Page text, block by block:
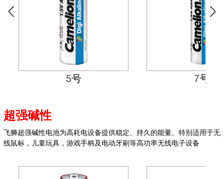
5号 7号
超强碱性
飞狮超强碱性电池为高耗电设备提供稳定、持久的能量。特别适用于无
线鼠标，儿童玩具，游戏手柄及电动牙刷等高功率无线电子设备